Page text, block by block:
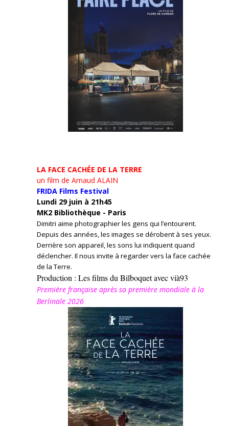
LA FACE CACHÉE DE LA TERRE
un film de Arnaud ALAIN
FRIDA Films Festival
Lundi 29 juin à 21h45
MK2 Bibliothèque - Paris
Dimitri aime photographier les gens qui l’entourent.
Depuis des années, les images se dérobent à ses yeux.
Derrière son appareil, les sons lui indiquent quand
déclencher. Il nous invite à regarder vers la face cachée
de la Terre.
Production : Les films du Bilboquet avec vià93
Première française après sa première mondiale à la
Berlinale 2026